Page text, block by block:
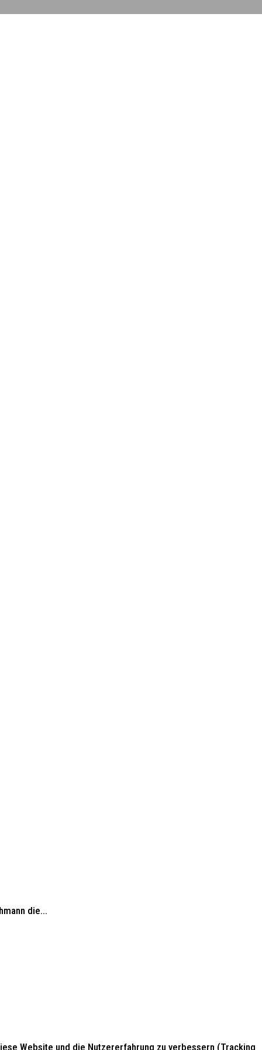
die...
Website und die Nutzererfahrung zu verbessern (Tracking